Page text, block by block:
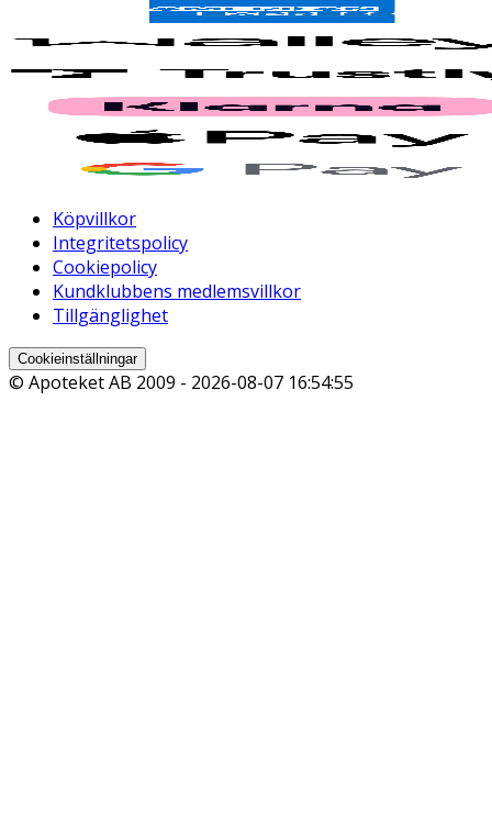
Köpvillkor
Integritetspolicy
Cookiepolicy
Kundklubbens medlemsvillkor
Tillgänglighet
Cookieinställningar
© Apoteket AB 2009 - 2026-08-07 16:54:55